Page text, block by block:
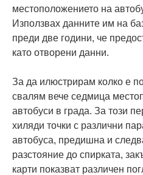
местоположението на
Използвах данните им на
преди две години, че
като отворени данни.
За да илюстрирам колко е
свалям вече седмица
автобуси в града. За този
хиляди точки с различни
автобуса, предишна и
разстояние до спирката,
карти показват различен